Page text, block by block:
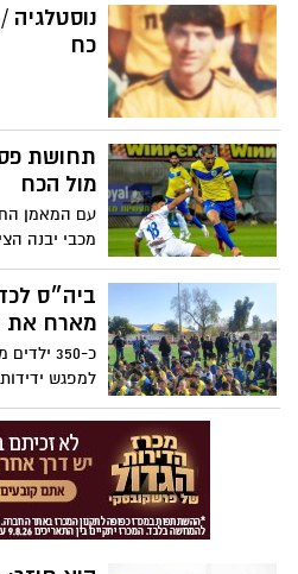
נוספים כאשר
נוסטלגיה
כח
מול הכח
עם המאמן
מכבי יבנה
ואף פספסה
על אחד עם
מוליכת
הניצחונות
ביה״ס
מארח את
כ-350
למפגש
לכדורגל
הספורט
לארח את